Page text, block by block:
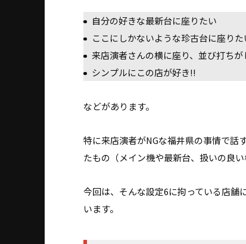
自分の好きな最新台に座りたい
ここにしかないような珍古台に座りた
来店演者さんの横に座り、並び打ちが
シンプルにこの店が好き!!
などがあります。
特に来店演者がNGな福井県の事情で話
たもの（メイン機や最新台、扱いの良
今回は、そんな設定6に拘っている店舗
います。